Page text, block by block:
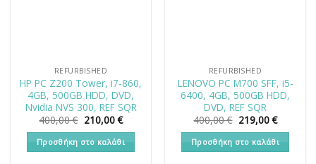
REFURBISHED
HP PC Z200 Tower, i7-860,
4GB, 500GB HDD, DVD,
Nvidia NVS 300, REF SQR
400,00€ Original
price
was:
400,00 €.
210,00€Η
τρέχουσα
τιμή
είναι:
210,00 €.
Προσθήκη στο καλάθι
REFURBISHED
LENOVO PC M700 SFF, i5-
6400, 4GB, 500GB HDD,
DVD, REF SQR
400,00€ Original
price
was:
400,00 €.
219,00€Η
τιμή
είναι:
219,00
Προσθήκη στο καλάθι